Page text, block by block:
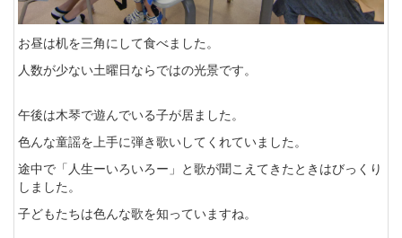
お昼は机を三角にして食べました。
人数が少ない土曜日ならではの光景です。
午後は木琴で遊んでいる子が居ました。
色んな童謡を上手に弾き歌いしてくれていました。
途中で「人生ーいろいろー」と歌が聞こえてきたときはびっくり
しました。
子どもたちは色んな歌を知っていますね。